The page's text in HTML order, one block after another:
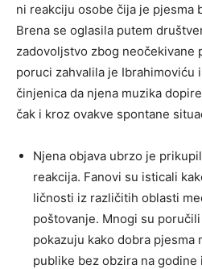
ni reakciju osobe čija je pjesma
Brena se oglasila putem
zadovoljstvo zbog neočekivane
poruci zahvalila je Ibrahimoviću
činjenica da njena muzika
čak i kroz ovakve spontane
Njena objava ubrzo je
reakcija. Fanovi su isticali
ličnosti iz različitih oblasti
poštovanje. Mnogi su
pokazuju kako dobra pjesma
publike bez obzira na